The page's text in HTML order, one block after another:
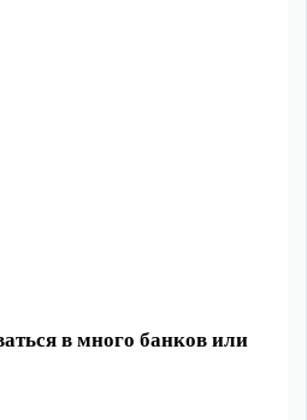
в много банков или